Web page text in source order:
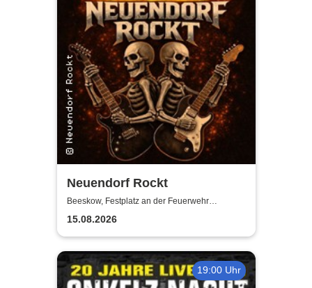
Neuendorf Rockt
Beeskow, Festplatz an der Feuerwehr
Neuendorf
15.08.2026
19:00 Uhr